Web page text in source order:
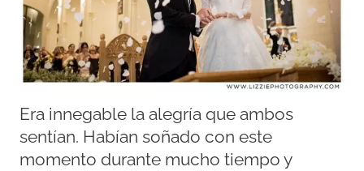
Era innegable la alegría que ambos
sentían. Habían soñado con este
momento durante mucho tiempo y